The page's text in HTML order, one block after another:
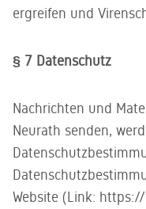
ergreifen und
§ 7 Datenschutz
Nachrichten und
Neurath senden,
Website (Link: